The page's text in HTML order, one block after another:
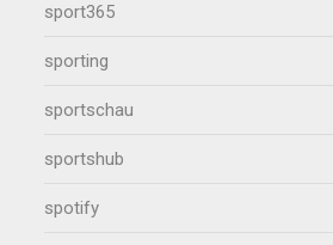
sport365
sporting
sportschau
sportshub
spotify